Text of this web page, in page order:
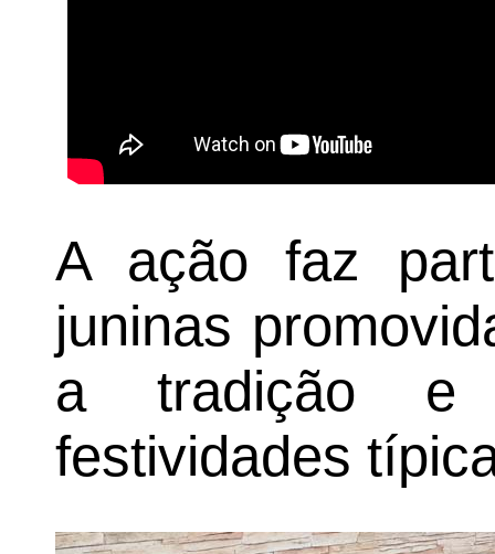
A ação faz
juninas
a tradição e
festividades